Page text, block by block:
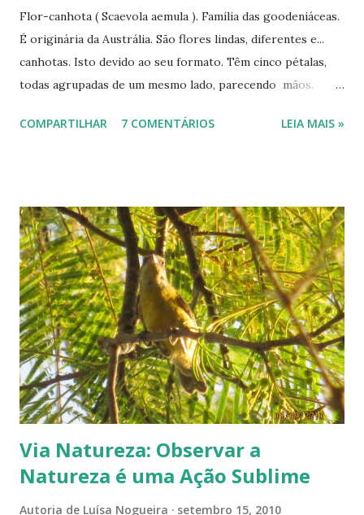
Flor-canhota ( Scaevola aemula ). Família das goodeniáceas.
É originária da Austrália. São flores lindas, diferentes e...
canhotas. Isto devido ao seu formato. Têm cinco pétalas,
todas agrupadas de um mesmo lado, parecendo mãos.
mostrando suas flores brancas, azuis e lilases. Estas das
COMPARTILHAR 7 COMENTÁRIOS LEIA MAIS »
Via Natureza: Observar a
Natureza é uma Ação Sublime
Autoria de Luísa Nogueira setembro 15, 2010